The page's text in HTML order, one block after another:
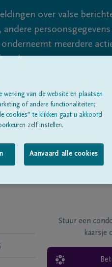
over valse
meerdere
Over ons
Stuur een
kaarsje
van de website en plaatsen
of andere functionaliteiten;
cookies” te klikken gaat u akkoord
zelf instellen.
Aanvaard alle cookies